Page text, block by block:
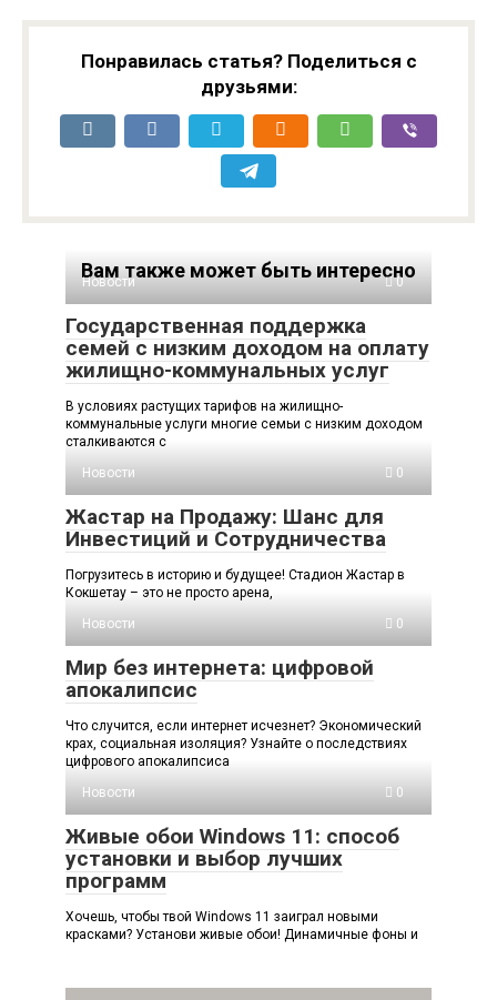
Понравилась статья? Поделиться с
друзьями:
Вам также может быть интересно
Новости 0
Государственная поддержка
семей с низким доходом на оплату
жилищно-коммунальных услуг
В условиях растущих тарифов на жилищно-
коммунальные услуги многие семьи с низким доходом
сталкиваются с
Новости
0
Жастар на Продажу: Шанс для
Инвестиций и Сотрудничества
Погрузитесь в историю и будущее! Стадион Жастар в
Кокшетау – это не просто арена,
Новости
0
Мир без интернета: цифровой
апокалипсис
Что случится, если интернет исчезнет? Экономический
крах, социальная изоляция? Узнайте о последствиях
цифрового апокалипсиса
Новости
0
Живые обои Windows 11: способ
установки и выбор лучших
программ
Хочешь, чтобы твой Windows 11 заиграл новыми
красками? Установи живые обои! Динамичные фоны и